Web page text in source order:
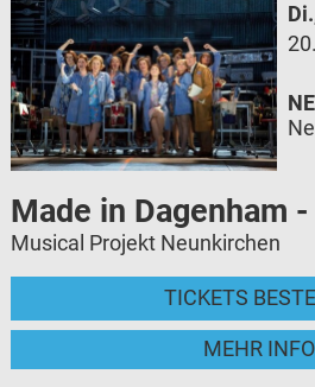
Made in Dagenham
Musical Projekt Neunkirchen
TICKETS
MEHR